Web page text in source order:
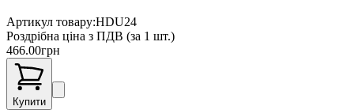
Артикул товару:HDU24
Роздрібна ціна з ПДВ (за 1 шт.)
466.00грн
Купити